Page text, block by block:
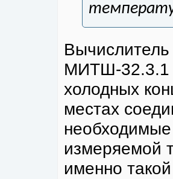
МИТШ-32.3.1
холодных
местах
необходимые
измеряемой
именно